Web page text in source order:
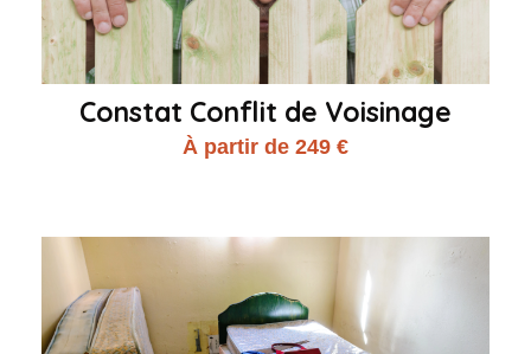
Constat Conflit de Voisinage
À partir de 249 €